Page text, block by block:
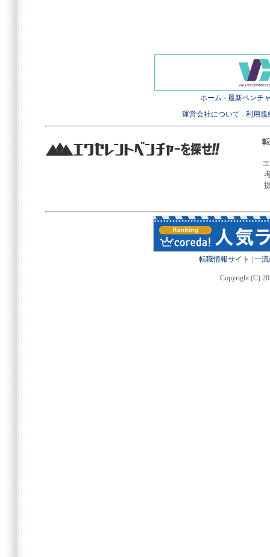
ホーム - 最新ベンチ
運営会社について - 利用規
転職情報サイト 一
Copyright (C)